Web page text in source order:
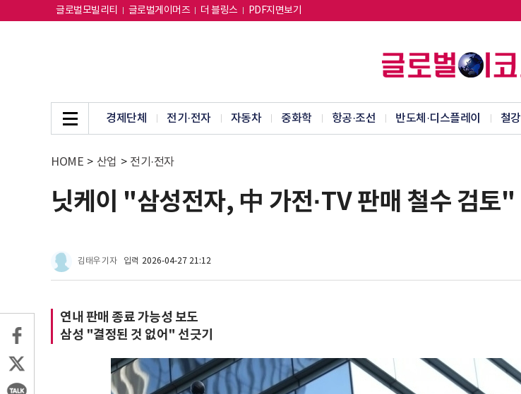
글로벌모빌리티 글로벌게이머즈 더 블링스 PDF지면보기
경제단체 전기·전자 자동차 중화학 항공·조선 반도체·디스플레이 철강
HOME > 산업 > 전기·전자
닛케이 "삼성전자, 中 가전·TV 판매 철수 검토"
김태우 기자 입력 2026-04-27 21:12
연내 판매 종료 가능성 보도
삼성 "결정된 것 없어" 선긋기